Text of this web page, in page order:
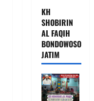
KH
SHOBIRIN
AL FAQIH
BONDOWOSO
JATIM